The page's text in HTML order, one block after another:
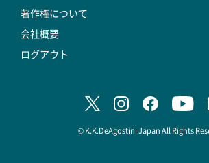
著作権について
会社概要
ログアウト
© K.K.DeAgostini Japan All Rights